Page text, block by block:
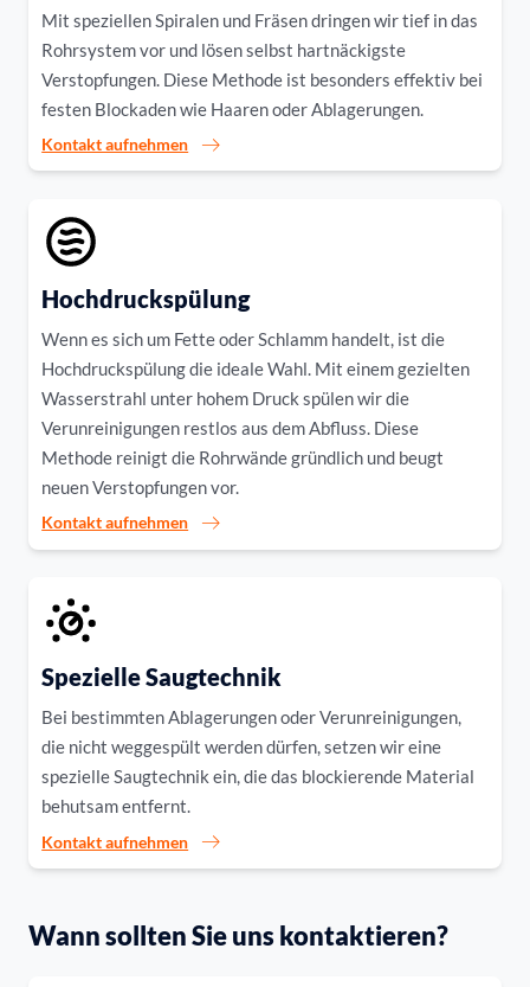
Mit speziellen Spiralen und Fräsen dringen wir tief in das
Rohrsystem vor und lösen selbst hartnäckigste
Verstopfungen. Diese Methode ist besonders effektiv bei
festen Blockaden wie Haaren oder Ablagerungen.
Kontakt aufnehmen
Hochdruckspülung
Wenn es sich um Fette oder Schlamm handelt, ist die
Hochdruckspülung die ideale Wahl. Mit einem gezielten
Wasserstrahl unter hohem Druck spülen wir die
Verunreinigungen restlos aus dem Abfluss. Diese
Methode reinigt die Rohrwände gründlich und beugt
neuen Verstopfungen vor.
Kontakt aufnehmen
Spezielle Saugtechnik
Bei bestimmten Ablagerungen oder Verunreinigungen,
die nicht weggespült werden dürfen, setzen wir eine
spezielle Saugtechnik ein, die das blockierende Material
behutsam entfernt.
Kontakt aufnehmen
Wann sollten Sie uns kontaktieren?